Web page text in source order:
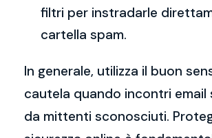
filtri per instradarle
cartella spam.
In generale, utilizza il buon
cautela quando incontri
da mittenti sconosciuti.